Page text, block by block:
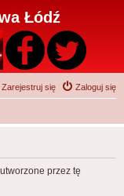
Łódź
Zaloguj się
Zarejestruj się
przez tę